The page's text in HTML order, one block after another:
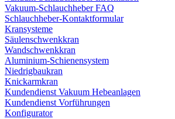
Vakuum-Schlauchheber FAQ
Schlauchheber-Kontaktformular
Kransysteme
Säulenschwenkkran
Wandschwenkkran
Aluminium-Schienensystem
Niedrigbaukran
Knickarmkran
Kundendienst Vakuum Hebeanlagen
Kundendienst Vorführungen
Konfigurator